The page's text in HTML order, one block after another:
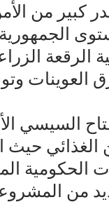
كبير من
الرقعة
السيسي
الغذائي
الحكومية
من